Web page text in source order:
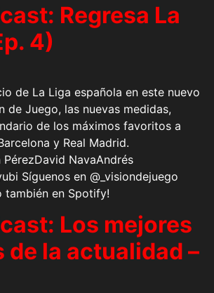
Regresa La
4)
de La Liga española en este nuevo
de Juego, las nuevas medidas,
de los máximos favoritos a
y Real Madrid.
PérezDavid NavaAndrés
Síguenos en @_visiondejuego
también en Spotify!
Los mejores
de la actualidad –